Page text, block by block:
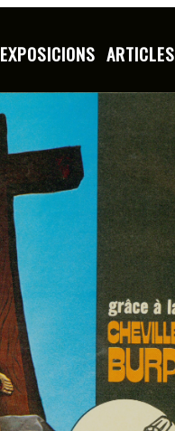
EXPOSICIONS ARTICLES